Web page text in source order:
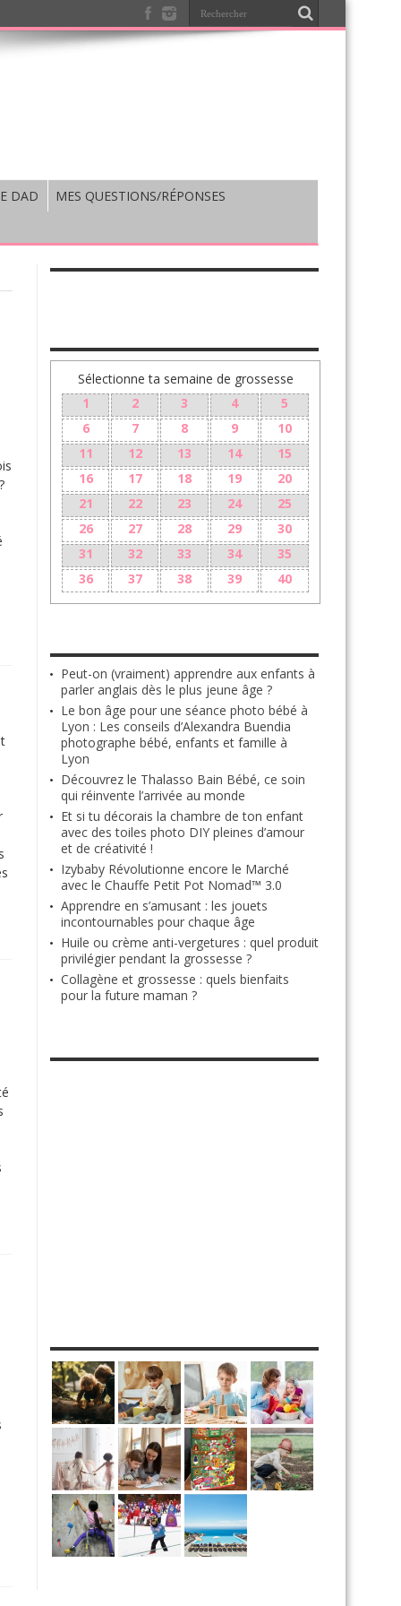
DAD MES QUESTIONS/RÉPONSES
Sélectionne ta semaine de grossesse
1
2 3 4
5
6
7 8 9
10
11
12 13 14
15
16
17 18 19
20
21
22 23 24
25
26
27 28 29
30
31
32 33 34
35
36
37 38 39 40
Peut-on (vraiment) apprendre aux enfants à
parler anglais dès le plus jeune âge ?
Le bon âge pour une séance photo bébé à
Lyon : Les conseils d’Alexandra Buendia
photographe bébé, enfants et famille à
Lyon
Découvrez le Thalasso Bain Bébé, ce soin
qui réinvente l’arrivée au monde
Et si tu décorais la chambre de ton enfant
avec des toiles photo DIY pleines d’amour
et de créativité !
Izybaby Révolutionne encore le Marché
avec le Chauffe Petit Pot Nomad™ 3.0
Apprendre en s’amusant : les jouets
incontournables pour chaque âge
Huile ou crème anti-vergetures : quel produit
privilégier pendant la grossesse ?
Collagène et grossesse : quels bienfaits
pour la future maman ?